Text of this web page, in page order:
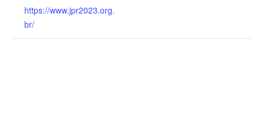
https://www.jpr2023.org.
br/